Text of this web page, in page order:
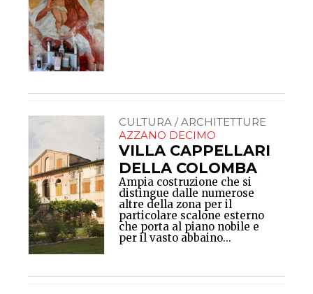
CULTURA / ARCHITETTURE
AZZANO DECIMO
VILLA CAPPELLARI
DELLA COLOMBA
Ampia costruzione che si
distingue dalle numerose
altre della zona per il
particolare scalone esterno
che porta al piano nobile e
per il vasto abbaino...